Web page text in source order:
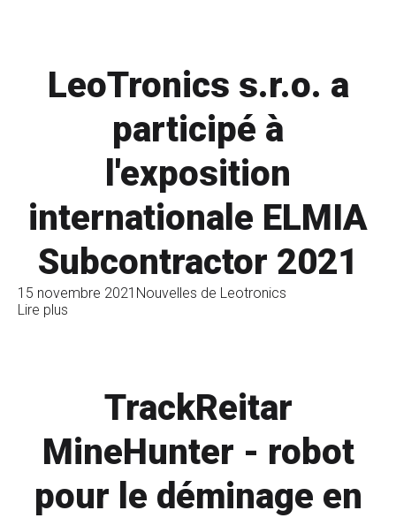
LeoTronics s.r.o. a
participé à
l'exposition
internationale ELMIA
Subcontractor 2021
15 novembre 2021 Nouvelles de Leotronics
Lire plus
TrackReitar
MineHunter - robot
pour le déminage en